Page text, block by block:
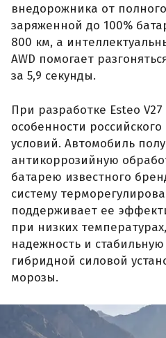
внедорожника от
заряженной до 100%
800 км, а
AWD помогает
за 5,9 секунды.
При разработке Esteo
особенности
условий. Автомобиль
антикоррозийную
батарею известного
систему
поддерживает ее
при низких
надежность и
гибридной силовой
морозы.